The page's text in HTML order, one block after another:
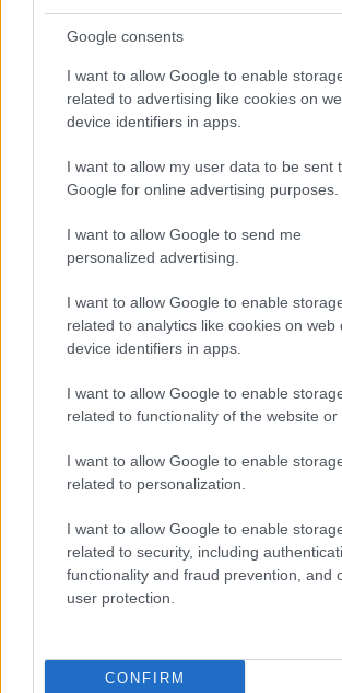
Google consents
I want to allow Google to enable
related to advertising like cookies on
device identifiers in apps.
I want to allow my user data to be sent
Google for online advertising purposes.
I want to allow Google to send me
personalized advertising.
I want to allow Google to enable
related to analytics like cookies on web
device identifiers in apps.
I want to allow Google to enable
related to functionality of the website or
I want to allow Google to enable
related to personalization.
I want to allow Google to enable
related to security, including
functionality and fraud prevention, and
user protection.
CONFIRM
Últimas Noticias
Síguenos en Facebook
Actualidad.es es la gran fuente de información
televisión, crónica, deportes, gente, política y
su ciudad.
confidencial, escríbanos a
staff@actualidad.es
:
la retirada del material que atenta contra los
Copyright © 2024 | Actualidad.es - Publicado en
- Numero REA 2729933 - Todos los
Contacto-Politica de cookies
tecnología con Inteligencia Artificial y por